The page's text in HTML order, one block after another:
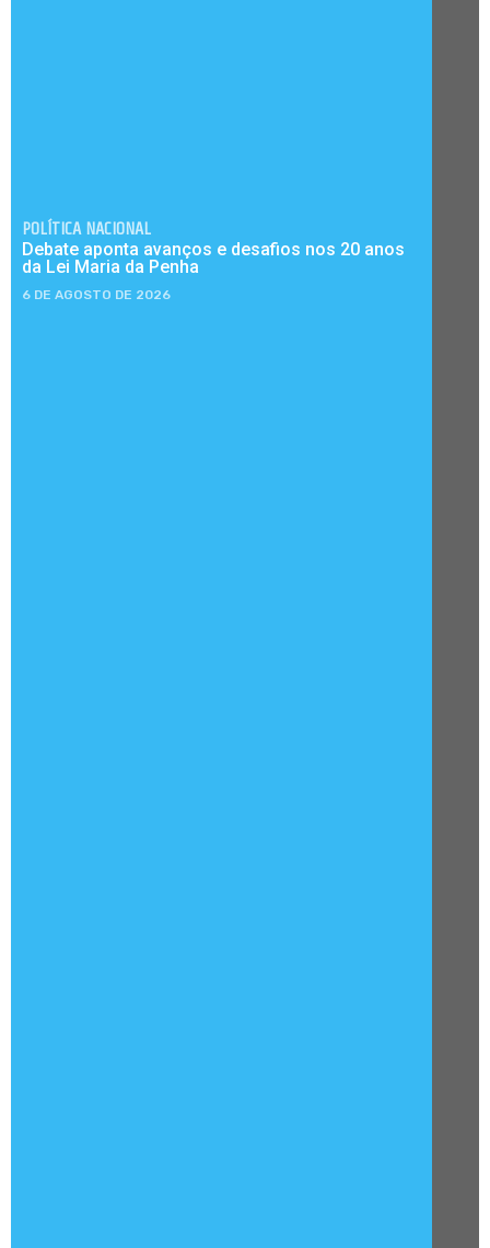
POLÍTICA NACIONAL
Debate aponta avanços e desafios nos 20 anos
da Lei Maria da Penha
6 DE AGOSTO DE 2026